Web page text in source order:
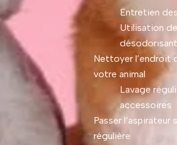
Entretien
Utilisation de
Nettoyer l’endroit
votre animal
Lavage
accessoires
Passer l’aspirateur
régulière